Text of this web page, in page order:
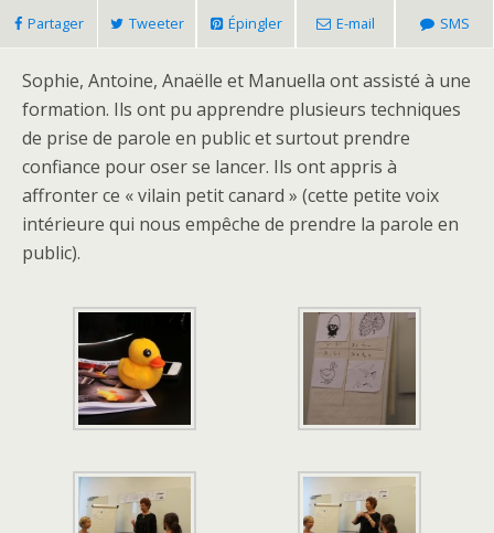
Partager Tweeter Épingler E-mail SMS
Sophie, Antoine, Anaëlle et Manuella ont assisté à une
formation. Ils ont pu apprendre plusieurs techniques
de prise de parole en public et surtout prendre
confiance pour oser se lancer. Ils ont appris à
affronter ce « vilain petit canard » (cette petite voix
intérieure qui nous empêche de prendre la parole en
public).